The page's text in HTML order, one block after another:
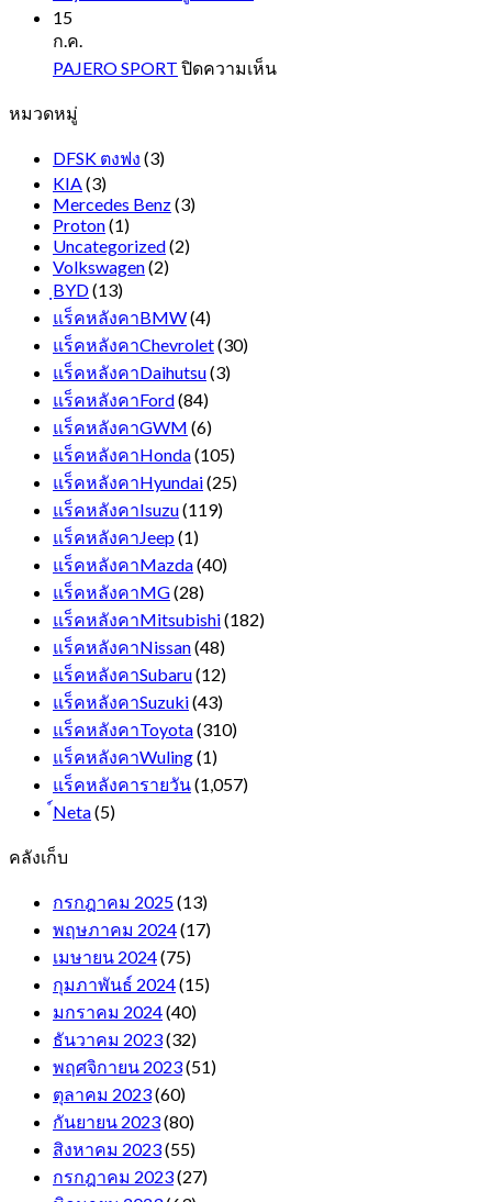
15
ก.ค.
PAJERO SPORT ปิดความเห็นบน
หมวดหมู่
DFSK ตงฟง (3)
KIA(3)
Mercedes Benz(3)
Proton(1)
Uncategorized(2)
Volkswagen(2)
ฺBYD(13)
แร็คหลังคาBMW(4)
แร็คหลังคาChevrolet(30)
แร็คหลังคาDaihutsu(3)
แร็คหลังคาFord(84)
แร็คหลังคาGWM (6)
แร็คหลังคาHonda(105)
แร็คหลังคาHyundai(25)
แร็คหลังคาIsuzu(119)
แร็คหลังคาJeep(1)
แร็คหลังคาMazda(40)
แร็คหลังคาMG(28)
แร็คหลังคาMitsubishi(182)
แร็คหลังคาNissan(48)
แร็คหลังคาSubaru(12)
แร็คหลังคาSuzuki(43)
แร็คหลังคาToyota(310)
แร็คหลังคาWuling(1)
แร็คหลังคารายวัน(1,057)
์Neta(5)
คลังเก็บ
กรกฎาคม 2025(13)
พฤษภาคม 2024(17)
เมษายน 2024(75)
กุมภาพันธ์ 2024(15)
มกราคม 2024(40)
ธันวาคม 2023(32)
พฤศจิกายน 2023(51)
ตุลาคม 2023(60)
กันยายน 2023(80)
สิงหาคม 2023(55)
กรกฎาคม 2023(27)